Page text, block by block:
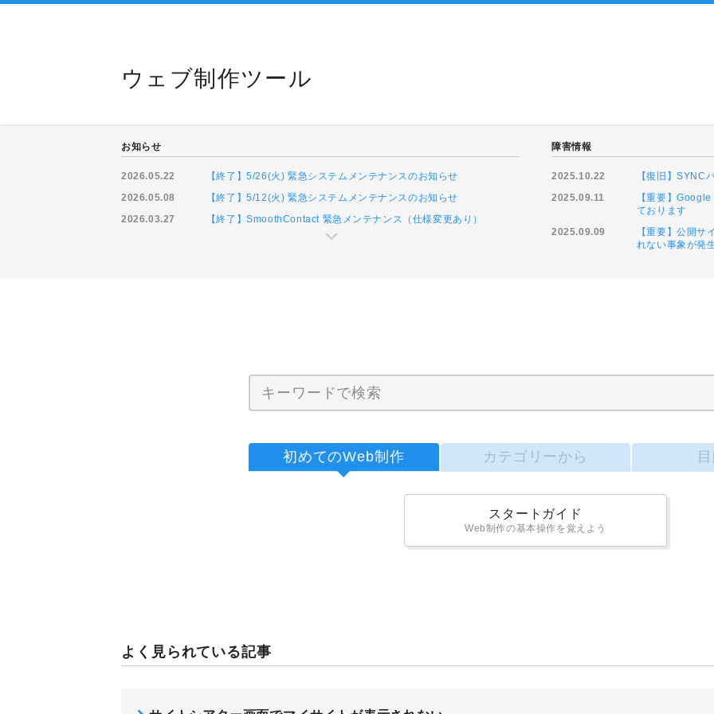
ウェブ制作ツール
お知らせ
2026.05.22
【終了】5/26(火) 緊急システムメンテナンスのお知らせ
2026.05.08
【終了】5/12(火) 緊急システムメンテナンスのお知らせ
2026.03.27
【終了】SmoothContact 緊急メンテナンス（仕様変更あり）
障害情報
2025.10.22
【復旧】SYNC
2025.09.11
【重要】
ております
2025.09.09
【重要】公開
れない事象が発
初めてのWeb制作 カテゴリーから
スタートガイド
Web制作の基本操作を覚えよう
よく見られている記事